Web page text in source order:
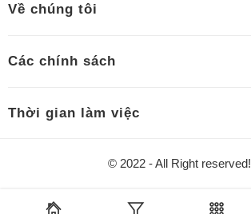
Về chúng tôi
Các chính sách
Thời gian làm việc
© 2022 - All Right reserved!